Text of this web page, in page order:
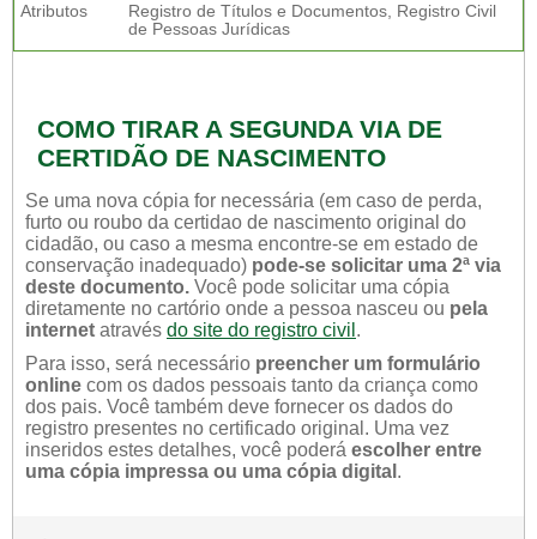
Atributos
Registro de Títulos e Documentos, Registro Civil
de Pessoas Jurídicas
COMO TIRAR A SEGUNDA VIA DE
CERTIDÃO DE NASCIMENTO
Se uma nova cópia for necessária (em caso de perda,
furto ou roubo da certidao de nascimento original do
cidadão, ou caso a mesma encontre-se em estado de
conservação inadequado) pode-se solicitar uma 2ª via
deste documento. Você pode solicitar uma cópia
diretamente no cartório onde a pessoa nasceu ou pela
internet através do site do registro civil .
Para isso, será necessário preencher um formulário
online com os dados pessoais tanto da criança como
dos pais. Você também deve fornecer os dados do
registro presentes no certificado original. Uma vez
inseridos estes detalhes, você poderá escolher entre
uma cópia impressa ou uma cópia digital .